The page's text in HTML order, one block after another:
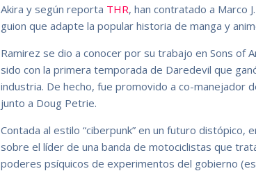
Akira y según reporta THR, han contratado a Marco
guion que adapte la popular historia de manga y
Ramirez se dio a conocer por su trabajo en Sons of
sido con la primera temporada de Daredevil que
industria. De hecho, fue promovido a co-manejador
junto a Doug Petrie.
Contada al estilo “ciberpunk” en un futuro distópico,
sobre el líder de una banda de motociclistas que
poderes psíquicos de experimentos del gobierno